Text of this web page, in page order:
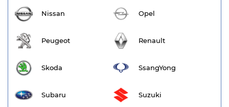
Nissan Opel
Peugeot Renault
Skoda SsangYong
Subaru Suzuki